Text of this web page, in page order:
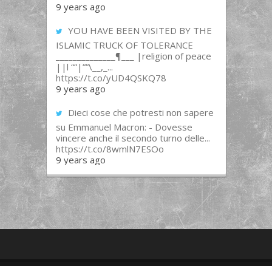
9 years ago
YOU HAVE BEEN VISITED BY THE
ISLAMIC TRUCK OF TOLERANCE
______________¶___ |religion of peace
||l “”|””\__,_...
https://t.co/yUD4QSKQ78
9 years ago
Dieci cose che potresti non sapere
su Emmanuel Macron: - Dovesse
vincere anche il secondo turno delle...
https://t.co/8wmlN7ESOo
9 years ago